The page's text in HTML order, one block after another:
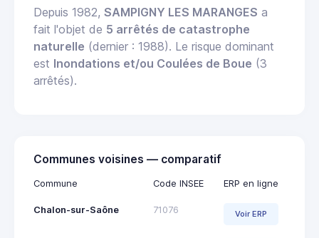
Depuis 1982, SAMPIGNY LES MARANGES a
fait l'objet de 5 arrêtés de catastrophe
naturelle (dernier : 1988). Le risque dominant
est Inondations et/ou Coulées de Boue (3
arrêtés).
Communes voisines — comparatif
Commune Code INSEE ERP en ligne
Chalon-sur-Saône 71076 Voir ERP